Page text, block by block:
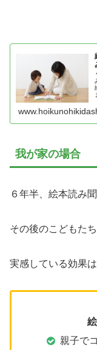
我が家の場合
６年半、絵本読み
その後のこどもた
実感している効果
親子で